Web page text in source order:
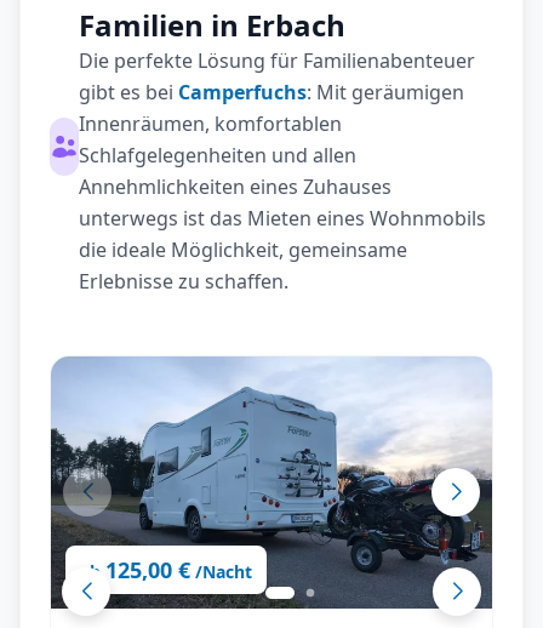
Familien in Erbach
Die perfekte Lösung für Familienabenteuer
gibt es bei Camperfuchs: Mit geräumigen
Innenräumen, komfortablen
Schlafgelegenheiten und allen
Annehmlichkeiten eines Zuhauses
unterwegs ist das Mieten eines Wohnmobils
die ideale Möglichkeit, gemeinsame
Erlebnisse zu schaffen.
ab 125,00 € /Nacht